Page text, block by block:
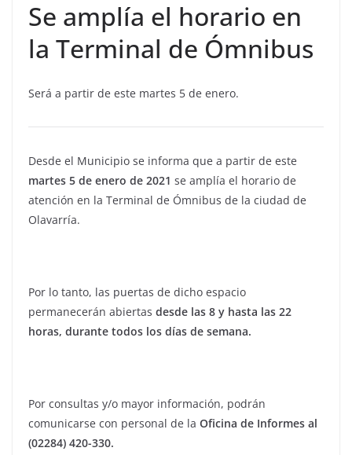
Se amplía el horario en
la Terminal de Ómnibus
Será a partir de este martes 5 de enero.
Desde el Municipio se informa que a partir de este
martes 5 de enero de 2021 se amplía el horario de
atención en la Terminal de Ómnibus de la ciudad de
Olavarría.
Por lo tanto, las puertas de dicho espacio
permanecerán abiertas desde las 8 y hasta las 22
horas, durante todos los días de semana.
Por consultas y/o mayor información, podrán
comunicarse con personal de la Oficina de Informes al
(02284) 420-330.